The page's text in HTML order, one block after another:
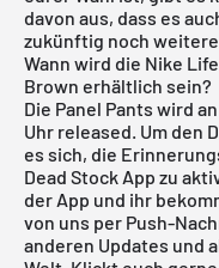
davon aus, dass es
zukünftig noch
Wann wird die Nike
Brown erhältlich sein?
Die Panel Pants wird
Uhr released. Um den
es sich, die
Dead Stock App zu
der App und ihr
von uns per Push-
anderen Updates und